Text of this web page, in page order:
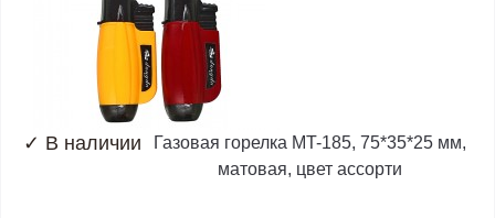
✓ В наличии
Газовая горелка MT-185, 75*35*25 мм,
матовая, цвет ассорти